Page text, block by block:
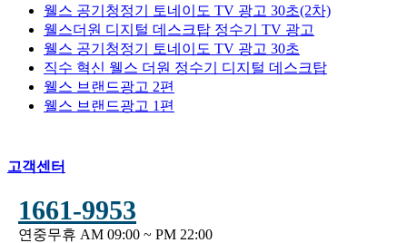
웰스 공기청정기 토네이도 TV 광고 30초(2차)
웰스더원 디지털 데스크탑 정수기 TV 광고
웰스 공기청정기 토네이도 TV 광고 30초
직수 혁신 웰스 더원 정수기 디지털 데스크탑
웰스 브랜드광고 2편
웰스 브랜드광고 1편
고객센터
1661-9953
연중무휴 AM 09:00 ~ PM 22:00